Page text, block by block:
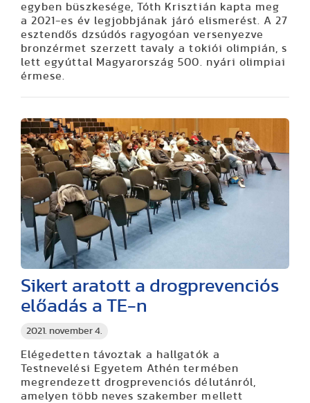
egyben büszkesége, Tóth Krisztián kapta meg
a 2021-es év legjobbjának járó elismerést. A 27
esztendős dzsúdós ragyogóan versenyezve
bronzérmet szerzett tavaly a tokiói olimpián, s
lett egyúttal Magyarország 500. nyári olimpiai
érmese.
2021. november 4.
Sikert aratott a drogprevenciós
előadás a TE-n
Elégedetten távoztak a hallgatók a
Testnevelési Egyetem Athén termében
megrendezett drogprevenciós délutánról,
amelyen több neves szakember mellett